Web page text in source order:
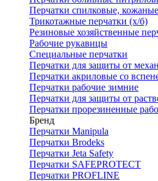
Перчатки спилковые, кожаные
Трикотажные перчатки (х/б)
Резиновые хозяйственные
Рабочие рукавицы
Специальные перчатки
Перчатки для защиты от
Перчатки акриловые со
Перчатки рабочие зимние
Перчатки для защиты от
Перчатки прорезиненные
Бренд
Перчатки Manipula
Перчатки Brodeks
Перчатки Jeta Safety
Перчатки SAFEPROTECT
Перчатки PROFLINE